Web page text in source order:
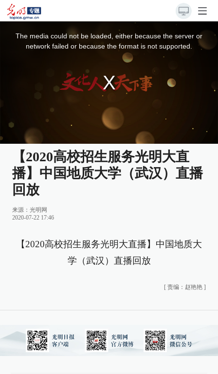
The media could not be loaded, either because the server or
network failed or because the format is not supported.
【2020高校招生服务光明大直
播】中国地质大学（武汉）直播
回放
来源： 光明网
2020-07-22 17:46
【2020高校招生服务光明大直播】中国地质大
学（武汉）直播回放
[ 责编：赵艳艳 ]